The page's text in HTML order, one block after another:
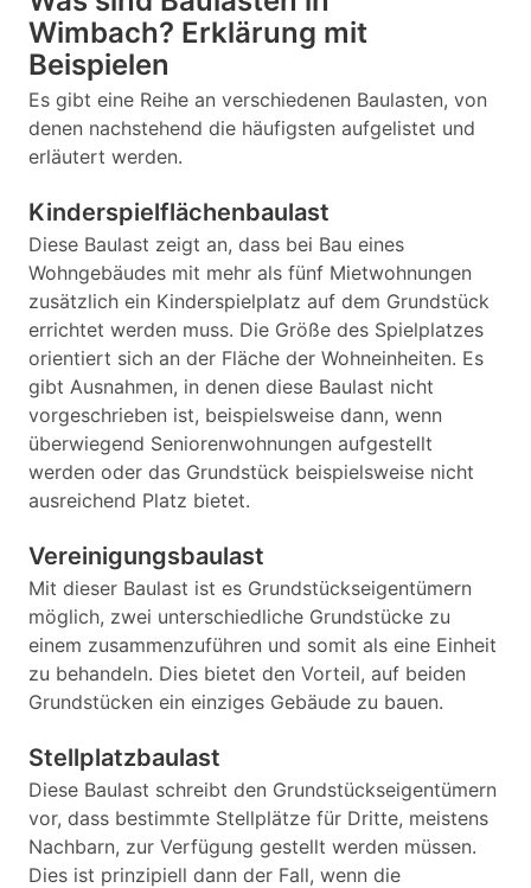
Wimbach? Erklärung mit
Beispielen
Es gibt eine Reihe an verschiedenen Baulasten, von
denen nachstehend die häufigsten aufgelistet und
erläutert werden.
Kinderspielflächenbaulast
Diese Baulast zeigt an, dass bei Bau eines
Wohngebäudes mit mehr als fünf Mietwohnungen
zusätzlich ein Kinderspielplatz auf dem Grundstück
errichtet werden muss. Die Größe des Spielplatzes
orientiert sich an der Fläche der Wohneinheiten. Es
gibt Ausnahmen, in denen diese Baulast nicht
vorgeschrieben ist, beispielsweise dann, wenn
überwiegend Seniorenwohnungen aufgestellt
werden oder das Grundstück beispielsweise nicht
ausreichend Platz bietet.
Vereinigungsbaulast
Mit dieser Baulast ist es Grundstückseigentümern
möglich, zwei unterschiedliche Grundstücke zu
einem zusammenzuführen und somit als eine Einheit
zu behandeln. Dies bietet den Vorteil, auf beiden
Grundstücken ein einziges Gebäude zu bauen.
Stellplatzbaulast
Diese Baulast schreibt den Grundstückseigentümern
vor, dass bestimmte Stellplätze für Dritte, meistens
Nachbarn, zur Verfügung gestellt werden müssen.
Dies ist prinzipiell dann der Fall, wenn die